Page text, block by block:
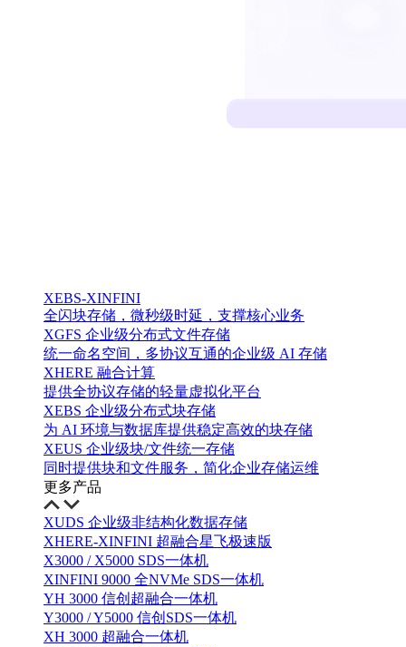
XEBS-XINFINI
全闪块存储，微秒级时延，支撑核心业务
XGFS 企业级分布式文件存储
统一命名空间，多协议互通的企业级 AI 存储
XHERE 融合计算
提供全协议存储的轻量虚拟化平台
XEBS 企业级分布式块存储
为 AI 环境与数据库提供稳定高效的块存储
XEUS 企业级块/文件统一存储
同时提供块和文件服务，简化企业存储运维
更多产品
XUDS 企业级非结构化数据存储
XHERE-XINFINI 超融合星飞极速版
X3000 / X5000 SDS一体机
XINFINI 9000 全NVMe SDS一体机
YH 3000 信创超融合一体机
Y3000 / Y5000 信创SDS一体机
XH 3000 超融合一体机